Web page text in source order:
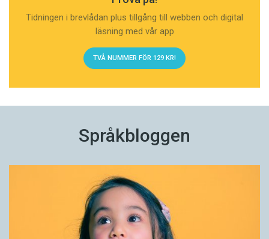
Tidningen i brevlådan plus tillgång till webben och digital
läsning med vår app
TVÅ NUMMER FÖR 129 KR!
Språkbloggen